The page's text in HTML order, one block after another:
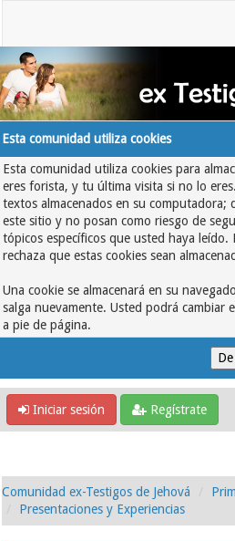
Esta comunidad utiliza cookies
Esta comunidad utiliza cookies para
eres forista, y tu última visita si no lo
textos almacenados en su computadora;
este sitio y no posan como riesgo de
tópicos específicos que usted haya
rechaza que estas cookies sean
Una cookie se almacenará en su
salga nuevamente. Usted podrá cambiar
a pie de página.
Iniciar sesión Regístrate
Comunidad ex-Testigos de Jehová
Presentaciones y Experiencias